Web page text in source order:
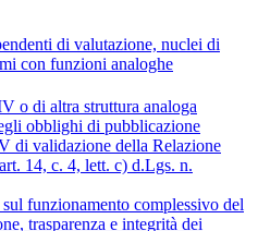
di valutazione, nuclei di
con funzioni analoghe
o di altra struttura analoga
obblighi di pubblicazione
di validazione della Relazione
14, c. 4, lett. c) d.Lgs. n.
funzionamento complessivo del
trasparenza e integrità dei